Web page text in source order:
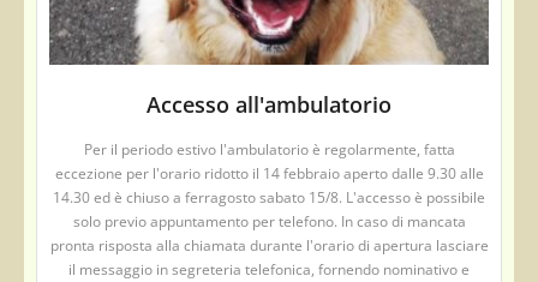
Accesso all'ambulatorio
Per il periodo estivo l'ambulatorio è regolarmente, fatta
eccezione per l'orario ridotto il 14 febbraio aperto dalle 9.30 alle
14.30 ed è chiuso a ferragosto sabato 15/8. L'accesso è possibile
solo previo appuntamento per telefono. In caso di mancata
pronta risposta alla chiamata durante l'orario di apertura lasciare
il messaggio in segreteria telefonica, fornendo nominativo e